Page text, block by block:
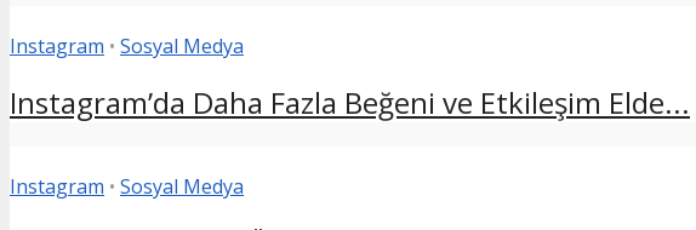
Instagram • Sosyal Medya
Instagram’da Daha Fazla Beğeni ve Etkileşim Elde...
Instagram • Sosyal Medya